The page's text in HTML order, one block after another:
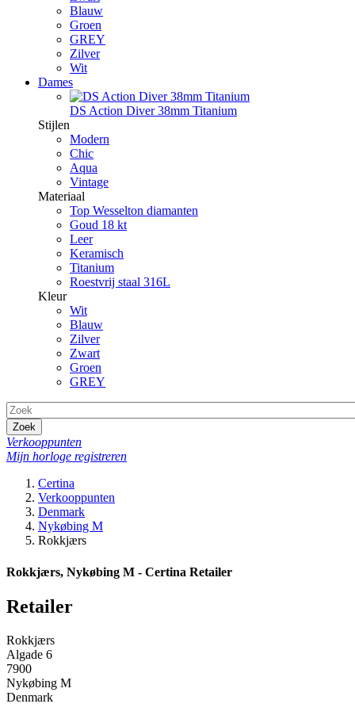
Blauw
Groen
GREY
Zilver
Wit
Dames
DS Action Diver 38mm Titanium
Stijlen
Modern
Chic
Aqua
Vintage
Materiaal
Top Wesselton diamanten
Goud 18 kt
Leer
Keramisch
Titanium
Roestvrij staal 316L
Kleur
Wit
Blauw
Zilver
Zwart
Groen
GREY
Zoek
Verkooppunten
Mijn horloge registreren
Certina
Verkooppunten
Denmark
Nykøbing M
Rokkjærs
Rokkjærs, Nykøbing M - Certina Retailer
Retailer
Rokkjærs
Algade 6
7900
Nykøbing M
Denmark